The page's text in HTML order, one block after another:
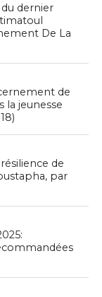
du dernier
De La
de
la jeunesse
de
par